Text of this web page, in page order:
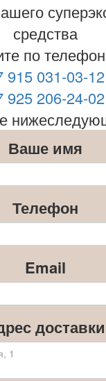
средства
по
915 031-03-12
925 206-24-02
Ваше имя
Телефон
Email
доставки